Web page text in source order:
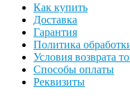
Как купить
Доставка
Гарантия
Политика
Условия возврата
Способы оплаты
Реквизиты